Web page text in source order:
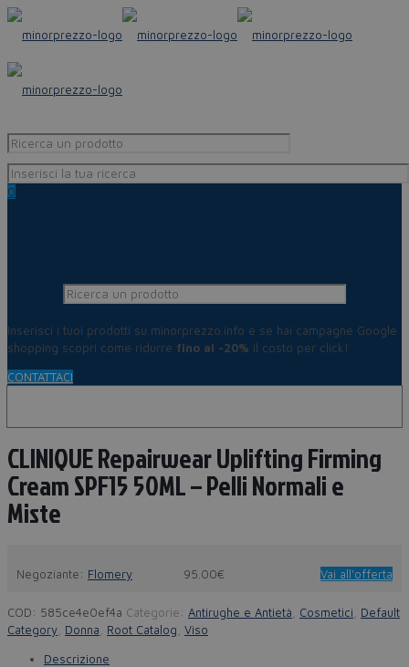
0
Inserisci i tuoi prodotti su minorprezzo.info e se hai campagne Google
shopping scopri come ridurre fino al -20% il costo per click!
CONTATTACI
CLINIQUE Repairwear Uplifting Firming
Cream SPF15 50ML – Pelli Normali e
Miste
Negoziante: Flomery 95.00€ Vai all'offerta
COD: 585ce4e0ef4a Categorie: Antirughe e Antietà Cosmetici
Default
Category Donna Root Catalog Viso
Descrizione